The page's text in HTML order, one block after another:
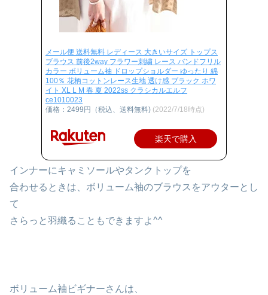
メール便 送料無料 レディース 大きいサイズ トップス
ブラウス 前後2way フラワー刺繍 レース バンドフリル
カラー ボリューム袖 ドロップショルダー ゆったり 綿
100％ 花柄コットンレース生地 透け感 ブラック ホワ
イト XL L M 春 夏 2022ss クラシカルエルフ
ce1010023
価格：2499円（税込、送料無料) (2022/7/18時点)
楽天で購入
インナーにキャミソールやタンクトップを
合わせるときは、ボリューム袖のブラウスをアウターとし
て
さらっと羽織ることもできますよ^^
ボリューム袖ビギナーさんは、